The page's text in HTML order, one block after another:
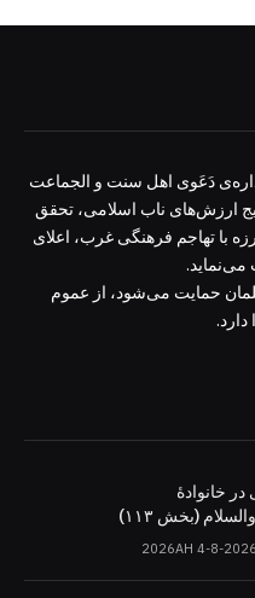
دَعَوی اهل سنت و الجماعت
ارزش‌های ناب اسلامی، تحقق
با تهاجم فرهنگی غرب، اعلای
می‌نماید.
حمایت می‌شود، از عموم
خانوادۀ
(بخش ۱۱۳)